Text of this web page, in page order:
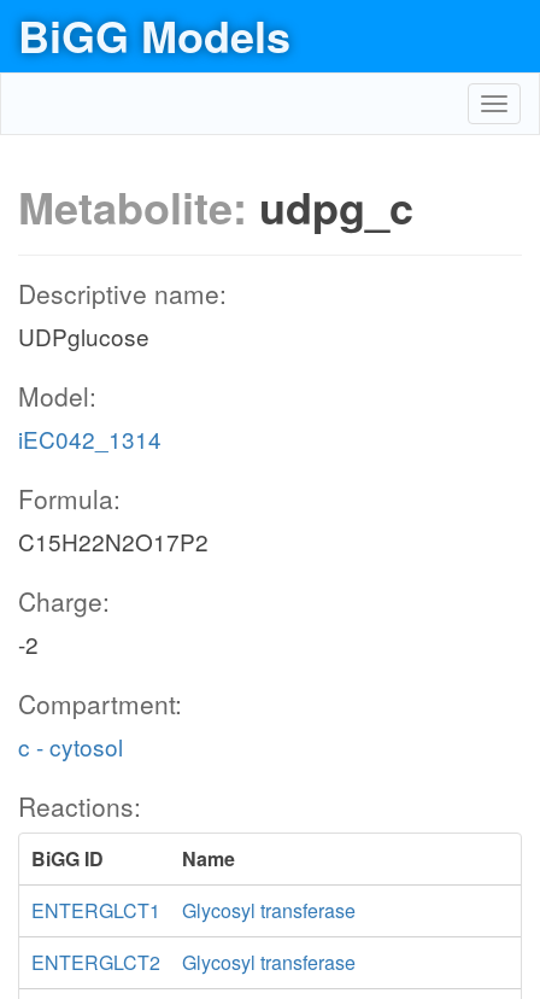
BiGG Models
Metabolite: udpg_c
Descriptive name:
UDPglucose
Model:
iEC042_1314
Formula:
C15H22N2O17P2
Charge:
-2
Compartment:
c - cytosol
Reactions:
BiGG ID
Name
ENTERGLCT1
Glycosyl transferase
ENTERGLCT2
Glycosyl transferase